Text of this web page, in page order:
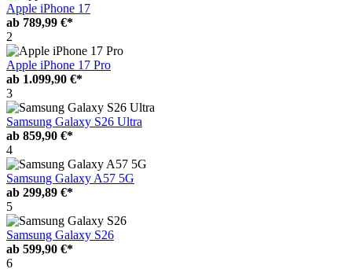
Apple iPhone 17
ab 789,99 €*
2
Apple iPhone 17 Pro
ab 1.099,90 €*
3
Samsung Galaxy S26 Ultra
ab 859,90 €*
4
Samsung Galaxy A57 5G
ab 299,89 €*
5
Samsung Galaxy S26
ab 599,90 €*
6